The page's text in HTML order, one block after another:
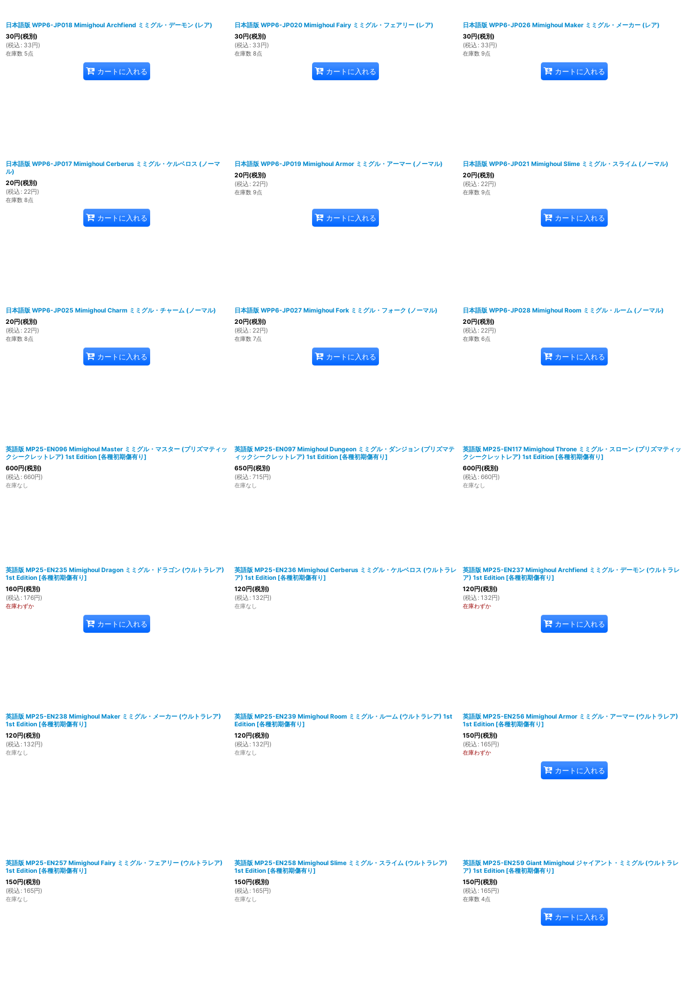
日本語版 WPP6-JP018 Mimighoul Archfiend ミミグル・デーモン (レア)
30円(税別)
(税込 : 33円)
在庫数 5点
カートに入れる
日本語版 WPP6-JP020 Mimighoul Fairy ミミグル・フェアリー (レア)
30円(税別)
(税込 : 33円)
在庫数 8点
カートに入れる
日本語版 WPP6-JP026 Mimighoul Maker ミミグル・メーカー (レア)
30円(税別)
(税込 : 33円)
在庫数 9点
カートに入れる
日本語版 WPP6-JP017 Mimighoul Cerberus ミミグル・ケルベロス (ノーマ
ル)
20円(税別)
(税込 : 22円)
在庫数 8点
カートに入れる
日本語版 WPP6-JP019 Mimighoul Armor ミミグル・アーマー (ノーマル)
20円(税別)
(税込 : 22円)
在庫数 9点
カートに入れる
日本語版 WPP6-JP021 Mimighoul Slime ミミグル・スライム (ノーマル)
20円(税別)
(税込 : 22円)
在庫数 9点
カートに入れる
日本語版 WPP6-JP025 Mimighoul Charm ミミグル・チャーム (ノーマル)
20円(税別)
(税込 : 22円)
在庫数 8点
カートに入れる
日本語版 WPP6-JP027 Mimighoul Fork ミミグル・フォーク (ノーマル)
20円(税別)
(税込 : 22円)
在庫数 7点
カートに入れる
日本語版 WPP6-JP028 Mimighoul Room ミミグル・ルーム (ノーマル)
20円(税別)
(税込 : 22円)
在庫数 6点
カートに入れる
英語版 MP25-EN096 Mimighoul Master ミミグル・マスター (プリズマティッ
クシークレットレア) 1st Edition [各種初期傷有り]
600円(税別)
(税込 : 660円)
在庫なし
英語版 MP25-EN097 Mimighoul Dungeon ミミグル・ダンジョン (プリズマテ
ィックシークレットレア) 1st Edition [各種初期傷有り]
650円(税別)
(税込 : 715円)
在庫なし
英語版 MP25-EN117 Mimighoul Throne ミミグル・スローン (プリズマティッ
クシークレットレア) 1st Edition [各種初期傷有り]
600円(税別)
(税込 : 660円)
在庫なし
英語版 MP25-EN235 Mimighoul Dragon ミミグル・ドラゴン (ウルトラレア)
1st Edition [各種初期傷有り]
160円(税別)
(税込 : 176円)
在庫わずか
カートに入れる
英語版 MP25-EN236 Mimighoul Cerberus ミミグル・ケルベロス (ウルトラレ
ア) 1st Edition [各種初期傷有り]
120円(税別)
(税込 : 132円)
在庫なし
英語版 MP25-EN237 Mimighoul Archfiend ミミグル・デーモン (ウルトラレ
ア) 1st Edition [各種初期傷有り]
120円(税別)
(税込 : 132円)
在庫わずか
カートに入れる
英語版 MP25-EN238 Mimighoul Maker ミミグル・メーカー (ウルトラレア)
1st Edition [各種初期傷有り]
120円(税別)
(税込 : 132円)
在庫なし
英語版 MP25-EN239 Mimighoul Room ミミグル・ルーム (ウルトラレア) 1st
Edition [各種初期傷有り]
120円(税別)
(税込 : 132円)
在庫なし
英語版 MP25-EN256 Mimighoul Armor ミミグル・アーマー (ウルトラレア)
1st Edition [各種初期傷有り]
150円(税別)
(税込 : 165円)
在庫わずか
カートに入れる
英語版 MP25-EN257 Mimighoul Fairy ミミグル・フェアリー (ウルトラレア)
1st Edition [各種初期傷有り]
150円(税別)
(税込 : 165円)
在庫なし
英語版 MP25-EN258 Mimighoul Slime ミミグル・スライム (ウルトラレア)
1st Edition [各種初期傷有り]
150円(税別)
(税込 : 165円)
在庫なし
英語版 MP25-EN259 Giant Mimighoul ジャイアント・ミミグル (ウルトラレ
ア) 1st Edition [各種初期傷有り]
150円(税別)
(税込 : 165円)
在庫数 4点
カートに入れる